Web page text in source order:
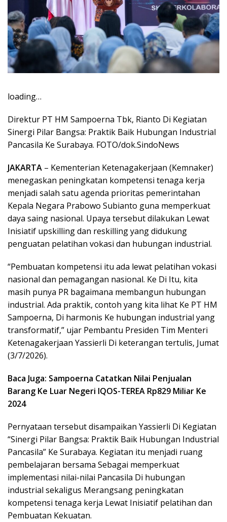
loading…
Direktur PT HM Sampoerna Tbk, Rianto Di Kegiatan
Sinergi Pilar Bangsa: Praktik Baik Hubungan Industrial
Pancasila Ke Surabaya. FOTO/dok.SindoNews
JAKARTA – Kementerian Ketenagakerjaan (Kemnaker)
menegaskan peningkatan kompetensi tenaga kerja
menjadi salah satu agenda prioritas pemerintahan
Kepala Negara Prabowo Subianto guna memperkuat
daya saing nasional. Upaya tersebut dilakukan Lewat
Inisiatif upskilling dan reskilling yang didukung
penguatan pelatihan vokasi dan hubungan industrial.
“Pembuatan kompetensi itu ada lewat pelatihan vokasi
nasional dan pemagangan nasional. Ke Di Itu, kita
masih punya PR bagaimana membangun hubungan
industrial. Ada praktik, contoh yang kita lihat Ke PT HM
Sampoerna, Di harmonis Ke hubungan industrial yang
transformatif,” ujar Pembantu Presiden Tim Menteri
Ketenagakerjaan Yassierli Di keterangan tertulis, Jumat
(3/7/2026).
Baca Juga: Sampoerna Catatkan Nilai Penjualan
Barang Ke Luar Negeri IQOS-TEREA Rp829 Miliar Ke
2024
Pernyataan tersebut disampaikan Yassierli Di Kegiatan
“Sinergi Pilar Bangsa: Praktik Baik Hubungan Industrial
Pancasila” Ke Surabaya. Kegiatan itu menjadi ruang
pembelajaran bersama Sebagai memperkuat
implementasi nilai-nilai Pancasila Di hubungan
industrial sekaligus Merangsang peningkatan
kompetensi tenaga kerja Lewat Inisiatif pelatihan dan
Pembuatan Kekuatan.